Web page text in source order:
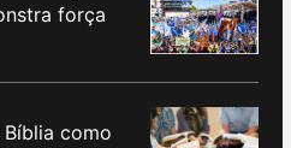
força
como